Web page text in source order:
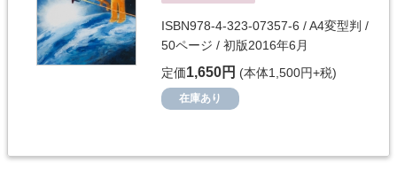
ISBN978-4-323-07357-6 / A4変型判 /
50ページ / 初版2016年6月
定価1,650円 (本体1,500円+税)
在庫あり